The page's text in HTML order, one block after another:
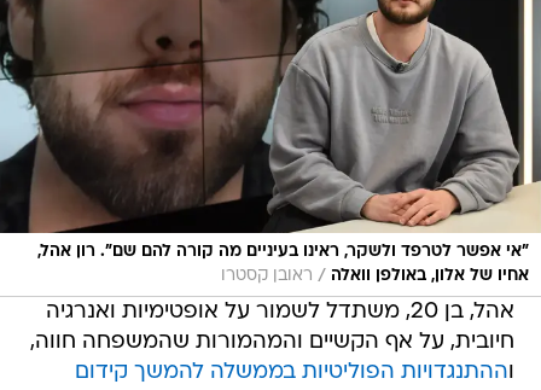
"אי אפשר לטרפד ולשקר, ראינו בעיניים מה קורה להם שם". רון אהל,
אחיו של אלון, באולפן וואלה / ראובן קסטרו
אהל, בן 20, משתדל לשמור על אופטימיות ואנרגיה
חיובית, על אף הקשיים והמהמורות שהמשפחה חווה,
וההתנגדויות הפוליטיות בממשלה להמשך קידום